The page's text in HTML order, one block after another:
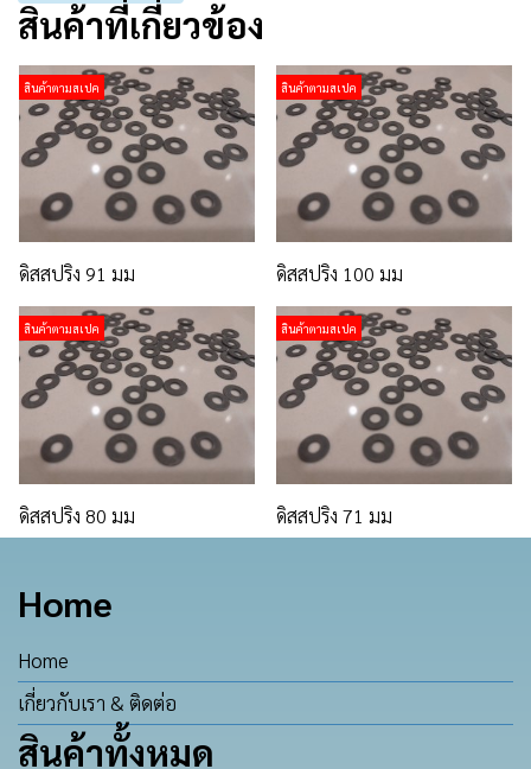
สินค้าที่เกี่ยวข้อง
สินค้าตามสเปค
ดิสสปริง 91 มม
สินค้าตามสเปค
ดิสสปริง 100 มม
สินค้าตามสเปค
ดิสสปริง 80 มม
สินค้าตามสเปค
ดิสสปริง 71 มม
Home
Home
เกี่ยวกับเรา & ติดต่อ
สินค้าทั้งหมด